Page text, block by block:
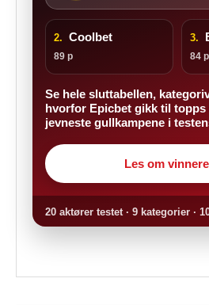
2. Coolbet
89 p
3.
84 p
Se hele sluttabellen,
hvorfor Epicbet gikk til topps
jevneste gullkampene i
Les om
20 aktører testet · 9 kategorier ·